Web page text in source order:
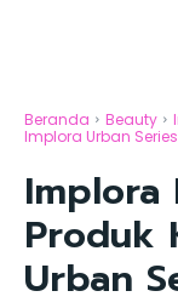
Beranda Beauty
Implora Urban Series
Implora
Produk
Urban